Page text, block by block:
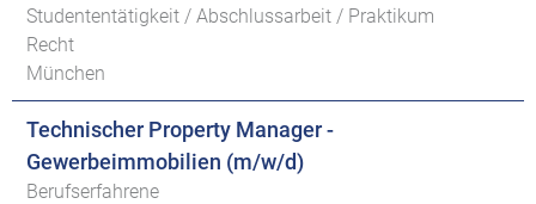
Studententätigkeit / Abschlussarbeit / Praktikum
Recht
München
Technischer Property Manager -
Gewerbeimmobilien (m/w/d)
Berufserfahrene